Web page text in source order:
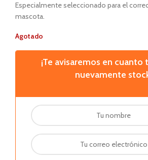
Especialmente seleccionado para el
mascota.
Agotado
¡Te avisaremos en cuanto
nuevamente